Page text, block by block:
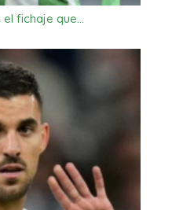
el fichaje que…